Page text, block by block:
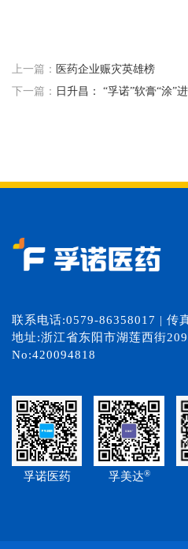
上一篇： 医药企业赈灾英雄榜
下一篇： 日升昌： “孚诺”软膏“涂”
联系电话:0579-86358017 | 传
地址:浙江省东阳市湖莲西街
No:420094818
孚诺医药 孚美达®